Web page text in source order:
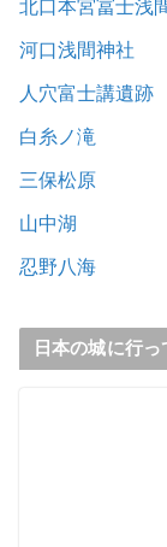
北口本宮冨士浅
河口浅間神社
人穴富士講遺跡
白糸ノ滝
三保松原
山中湖
忍野八海
日本の城に行っ